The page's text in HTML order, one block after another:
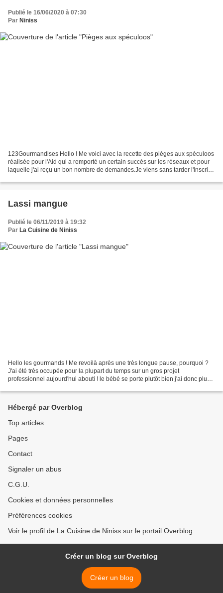
Publié le 16/06/2020 à 07:30
Par Niniss
123Gourmandises Hello ! Me voici avec la recette des pièges aux spéculoos
réalisée pour l'Aid qui a remporté un certain succès sur les réseaux et pour
laquelle j'ai reçu un bon nombre de demandes.Je viens sans tarder l'inscrire
Lassi mangue
Publié le 06/11/2019 à 19:32
Par La Cuisine de Niniss
Hello les gourmands ! Me revoilà après une très longue pause, pourquoi ?
J'ai été très occupée pour la plupart du temps sur un gros projet
professionnel aujourd'hui abouti ! le bébé se porte plutôt bien j'ai donc plus
Hébergé par Overblog
Top articles
Pages
Contact
Signaler un abus
C.G.U.
Cookies et données personnelles
Préférences cookies
Voir le profil de La Cuisine de Niniss sur le portail Overblog
Créer un blog sur Overblog
Créer un blog